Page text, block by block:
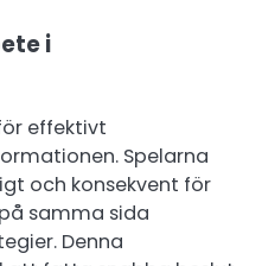
i
effektivt
Spelarna
och konsekvent för
samma sida
Denna